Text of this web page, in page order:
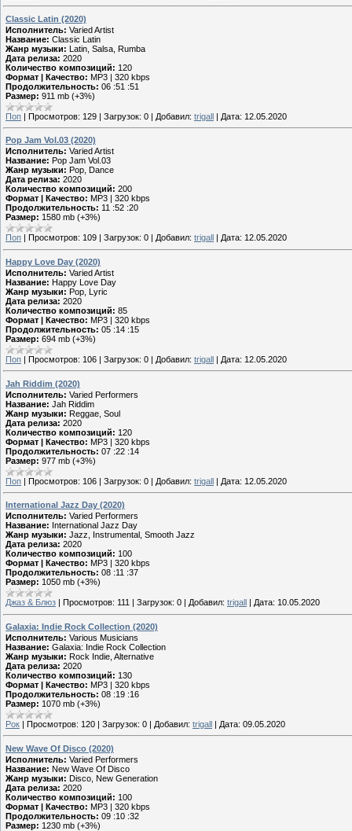
Classic Latin (2020)
Исполнитель: Varied Artist
Название: Classic Latin
Жанр музыки: Latin, Salsa, Rumba
Дата релиза: 2020
Количество композиций: 120
Формат | Качество: MP3 | 320 kbps
Продолжительность: 06 :51 :51
Размер: 911 mb (+3%)
Поп | Просмотров: 129 | Загрузок: 0 | Добавил: trigall | Дата: 12.05.2020
Pop Jam Vol.03 (2020)
Исполнитель: Varied Artist
Название: Pop Jam Vol.03
Жанр музыки: Pop, Dance
Дата релиза: 2020
Количество композиций: 200
Формат | Качество: MP3 | 320 kbps
Продолжительность: 11 :52 :20
Размер: 1580 mb (+3%)
Поп Просмотров: 109 Загрузок: 0 Добавил: trigall Дата: 12.05.2020
Happy Love Day (2020)
Исполнитель: Varied Artist
Название: Happy Love Day
Жанр музыки: Pop, Lyric
Дата релиза: 2020
Количество композиций: 85
Формат | Качество: MP3 | 320 kbps
Продолжительность: 05 :14 :15
Размер: 694 mb (+3%)
Поп | Просмотров: 106 | Загрузок: 0 | Добавил: trigall | Дата: 12.05.2020
Jah Riddim (2020)
Исполнитель: Varied Performers
Название: Jah Riddim
Жанр музыки: Reggae, Soul
Дата релиза: 2020
Количество композиций: 120
Формат | Качество: MP3 | 320 kbps
Продолжительность: 07 :22 :14
Размер: 977 mb (+3%)
Поп | Просмотров: 106 | Загрузок: 0 | Добавил: trigall | Дата: 12.05.2020
International Jazz Day (2020)
Исполнитель: Varied Performers
Название: International Jazz Day
Жанр музыки: Jazz, Instrumental, Smooth Jazz
Дата релиза: 2020
Количество композиций: 100
Формат | Качество: MP3 | 320 kbps
Продолжительность: 08 :11 :37
Размер: 1050 mb (+3%)
Джаз & Блюз | Просмотров: 111 | Загрузок: 0 | Добавил: trigall | Дата: 10.05.2020
Galaxia: Indie Rock Collection (2020)
Исполнитель: Various Musicians
Название: Galaxia: Indie Rock Collection
Жанр музыки: Rock Indie, Alternative
Дата релиза: 2020
Количество композиций: 130
Формат | Качество: MP3 | 320 kbps
Продолжительность: 08 :19 :16
Размер: 1070 mb (+3%)
Рок | Просмотров: 120 | Загрузок: 0 | Добавил: trigall | Дата: 09.05.2020
New Wave Of Disco (2020)
Исполнитель: Varied Performers
Название: New Wave Of Disco
Жанр музыки: Disco, New Generation
Дата релиза: 2020
Количество композиций: 100
Формат | Качество: MP3 | 320 kbps
Продолжительность: 09 :10 :32
Размер: 1230 mb (+3%)